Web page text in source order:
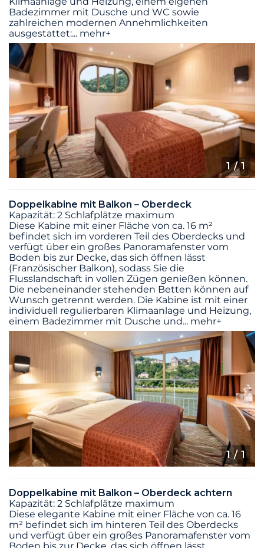
Badezimmer mit Dusche und WC sowie
zahlreichen modernen Annehmlichkeiten
ausgestattet:... mehr+
1/ 1
Doppelkabine mit Balkon – Oberdeck
Kapazität: 2 Schlafplätze maximum
Diese Kabine mit einer Fläche von ca. 16 m²
befindet sich im vorderen Teil des Oberdecks und
verfügt über ein großes Panoramafenster vom
Boden bis zur Decke, das sich öffnen lässt
(Französischer Balkon), sodass Sie die
Flusslandschaft in vollen Zügen genießen können.
Die nebeneinander stehenden Betten können auf
Wunsch getrennt werden. Die Kabine ist mit einer
individuell regulierbaren Klimaanlage und Heizung,
einem Badezimmer mit Dusche und... mehr+
1/ 1
Doppelkabine mit Balkon – Oberdeck achtern
Kapazität: 2 Schlafplätze maximum
Diese elegante Kabine mit einer Fläche von ca. 16
m² befindet sich im hinteren Teil des Oberdecks
und verfügt über ein großes Panoramafenster vom